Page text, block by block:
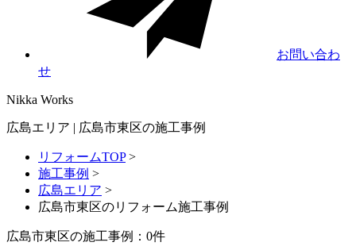
お問い合わ
せ
Nikka Works
広島エリア | 広島市東区の施工事例
リフォームTOP>
施工事例 >
広島エリア >
広島市東区のリフォーム施工事例
広島市東区の施工事例： 0件